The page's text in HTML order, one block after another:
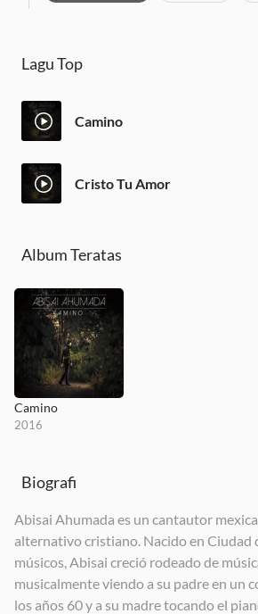
Lagu Top
Camino
Cristo Tu Amor
Album Teratas
Camino
2016
Biografi
Abisai Ahumada es un cantautor
alternativo cristiano. Nacido en Ciudad
músicos, Abisai creció rodeado de
musicalmente viendo a su padre en un
los años 60 y a su madre tocando el